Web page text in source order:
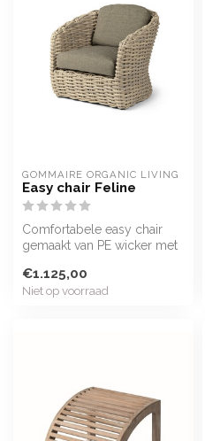
GOMMAIRE ORGANIC LIVING
Easy chair Feline
Comfortabele easy chair
gemaakt van PE wicker met
kusse...
€1.125,00
Niet op voorraad